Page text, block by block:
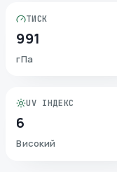
ТИСК
991
гПа
UV ІНДЕКС
6
Високий